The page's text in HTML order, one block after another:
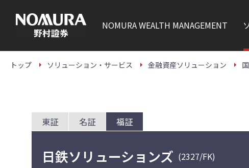
本
NOMURAWEALTH MANAGEMENT
トップ ソリューション・サービス 金融資産ソリューション
東証 名証 福証
日鉄ソリューションズ (2327/FK)